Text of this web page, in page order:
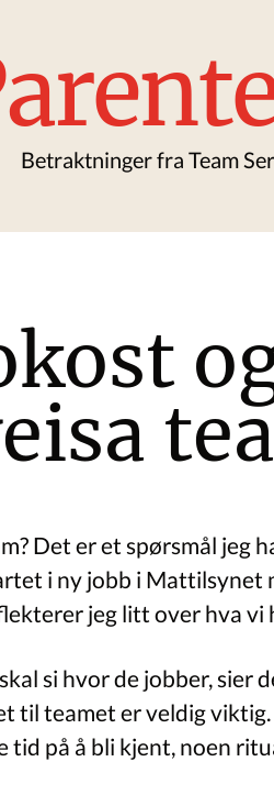
Betraktninger fra Team
Det er et spørsmål jeg
i ny jobb i Mattilsynet
jeg litt over hva vi
si hvor de jobber, sier
teamet er veldig
på å bli kjent, noen